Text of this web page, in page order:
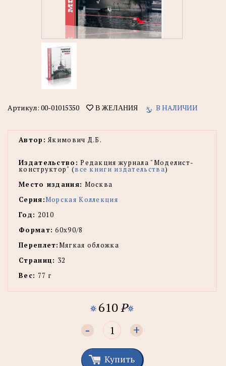
Артикул: 00-01015350 В ЖЕЛАНИЯ В НАЛИЧИИ
Автор: Якимович Д.Б.
Издательство: Редакция журнала "Моделист-
конструктор" (все книги издательства)
Место издания: Москва
Серия:Морская Коллекция
Год: 2010
Формат: 60х90/8
Переплет:Мягкая обложка
Страниц: 32
Вес: 77 г
610P
- +
Купить